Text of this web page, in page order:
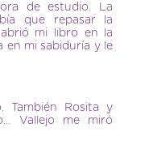
de estudio. La
que repasar la
mi libro en la
en mi sabiduría y le
También Rosita y
Vallejo me miró